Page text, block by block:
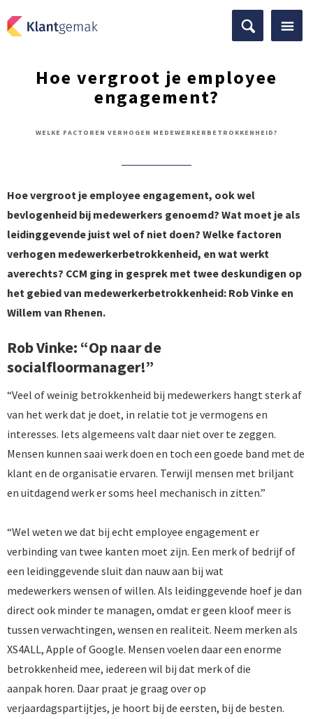
Hoe vergroot je employee
engagement?
WELKE FACTOREN VERHOGEN MEDEWERKERBETROKKENHEID?
Hoe vergroot je employee engagement, ook wel
bevlogenheid bij medewerkers genoemd? Wat moet je als
leidinggevende juist wel of niet doen? Welke factoren
verhogen medewerkerbetrokkenheid, en wat werkt
averechts? CCM ging in gesprek met twee deskundigen op
het gebied van medewerkerbetrokkenheid: Rob Vinke en
Willem van Rhenen.
Rob Vinke: “Op naar de
socialfloormanager!”
“Veel of weinig betrokkenheid bij medewerkers hangt sterk af
van het werk dat je doet, in relatie tot je vermogens en
interesses. Iets algemeens valt daar niet over te zeggen.
Mensen kunnen saai werk doen en toch een goede band met de
klant en de organisatie ervaren. Terwijl mensen met briljant
en uitdagend werk er soms heel mechanisch in zitten.”
“Wel weten we dat bij echt employee engagement er
verbinding van twee kanten moet zijn. Een merk of bedrijf of
een leidinggevende sluit dan nauw aan bij wat
medewerkers wensen of willen. Als leidinggevende hoef je dan
direct ook minder te managen, omdat er geen kloof meer is
tussen verwachtingen, wensen en realiteit. Neem merken als
XS4ALL, Apple of Google. Mensen voelen daar een enorme
betrokkenheid mee, iedereen wil bij dat merk of die
aanpak horen. Daar praat je graag over op
verjaardagspartijtjes, je hoort bij de eersten, bij de besten.